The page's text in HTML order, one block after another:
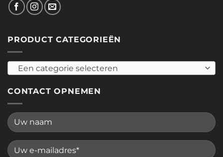
PRODUCT CATEGORIEËN
Een categorie selecteren
CONTACT OPNEMEN
Please leave this field empty.